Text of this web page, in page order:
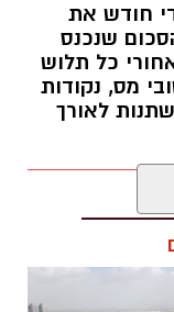
חודש את
שנכנס
כל תלוש
מס, נקודות
לאורך